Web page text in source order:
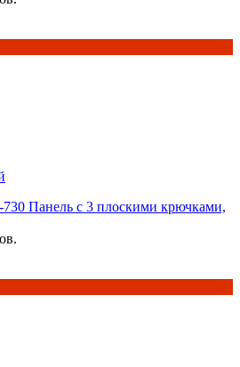
Панель с 3 плоскими крючками,